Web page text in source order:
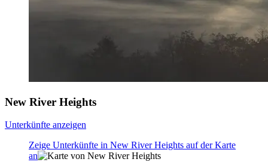
New River Heights
Unterkünfte anzeigen
Zeige Unterkünfte in New River Heights auf der Karte
an